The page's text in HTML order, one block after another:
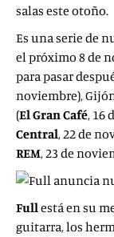
salas este otoño.
Es una serie de
el próximo 8 de
para pasar
noviembre),
(El Gran Café, 16
Central, 22 de
REM, 23 de
Fullestá en su
guitarra, los